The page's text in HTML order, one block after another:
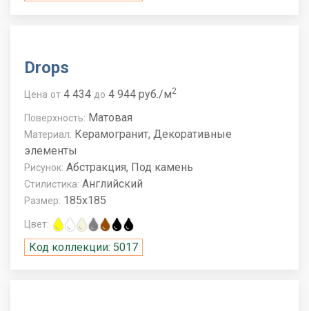
Drops
Цена от 4 434 до 4 944 руб./м2
Поверхность: Матовая
Материал: Керамогранит, Декоративные
элементы
Рисунок: Абстракция, Под камень
Стилистика: Английский
Размер: 185x185
Цвет:
Код коллекции: 5017